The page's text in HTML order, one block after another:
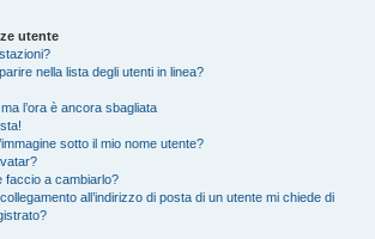
utente
nella lista degli utenti in linea?
l’ora è ancora sbagliata
sotto il mio nome utente?
faccio a cambiarlo?
all’indirizzo di posta di un utente mi chiede di